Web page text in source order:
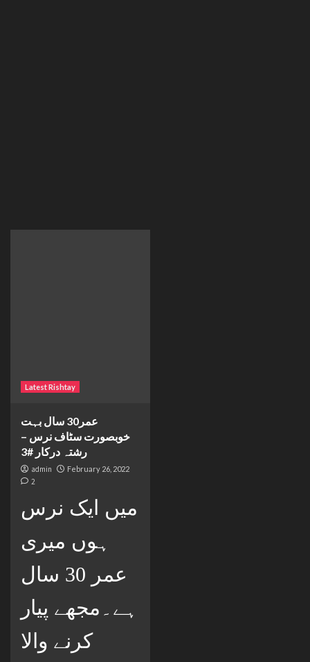
Latest Rishtay
عمر30 سال بہت
خوبصورت سٹاف نرس –
رشتہ درکار #3
admin February 26, 2022
2
میں ایک نرس
ہوں میری
عمر 30 سال
ہے۔مجھے پیار
کرنے والا